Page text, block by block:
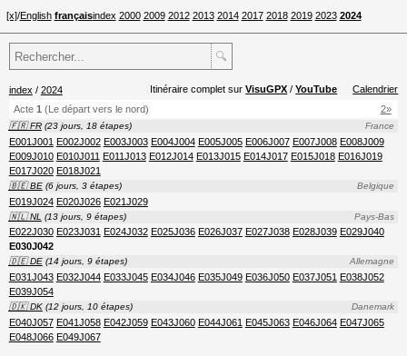
[x]/English françaisindex 2000 2009 2012 2013 2014 2017 2018 2019 2023 2024
🔍
index / 2024 Itinéraire complet surVisuGPX /YouTube
Calendrier
2»
Acte1 (Le départ vers le nord)
🇫🇷 FR France
(23 jours, 18 étapes)
E001J001 E002J002 E003J003 E004J004 E005J005 E006J007 E007J008 E008J009
E009J010 E010J011 E011J013 E012J014 E013J015 E014J017 E015J018 E016J019
E017J020 E018J021
🇧🇪 BE Belgique
(6 jours, 3 étapes)
E019J024 E020J026 E021J029
🇳🇱 NL Pays-Bas
(13 jours, 9 étapes)
E022J030 E023J031 E024J032 E025J036 E026J037 E027J038 E028J039 E029J040
E030J042
🇩🇪 DE Allemagne
(14 jours, 9 étapes)
E031J043 E032J044 E033J045 E034J046 E035J049 E036J050 E037J051
E038J052
E039J054
🇩🇰 DK Danemark
(12 jours, 10 étapes)
E040J057 E041J058 E042J059 E043J060 E044J061 E045J063 E046J064 E047J065
E048J066 E049J067